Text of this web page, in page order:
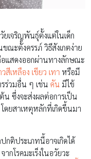
ยเจริญพันธุ์ตั้งแต่ในเด็ก
ณะตั้งครรภ์ วิธีสังเกตง่าย
แสดงออกผ่านทางลักษณะ
สีเหลือง เขียว เทา หรือมี
ร่วมอื่น ๆ เช่น คัน มีไข้
ซึ่งจะส่งผลต่อการเป็น
ดยสาเหตุหลักที่เกิดขึ้นมา
กติประเภทนี้อาจเกิดได้
กโรคมะเร็งในอวัยวะ